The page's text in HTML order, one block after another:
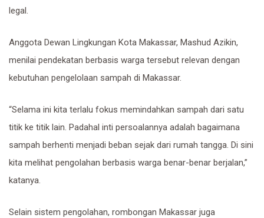
legal.
Anggota Dewan Lingkungan Kota Makassar, Mashud Azikin,
menilai pendekatan berbasis warga tersebut relevan dengan
kebutuhan pengelolaan sampah di Makassar.
“Selama ini kita terlalu fokus memindahkan sampah dari satu
titik ke titik lain. Padahal inti persoalannya adalah bagaimana
sampah berhenti menjadi beban sejak dari rumah tangga. Di sini
kita melihat pengolahan berbasis warga benar-benar berjalan,”
katanya.
Selain sistem pengolahan, rombongan Makassar juga